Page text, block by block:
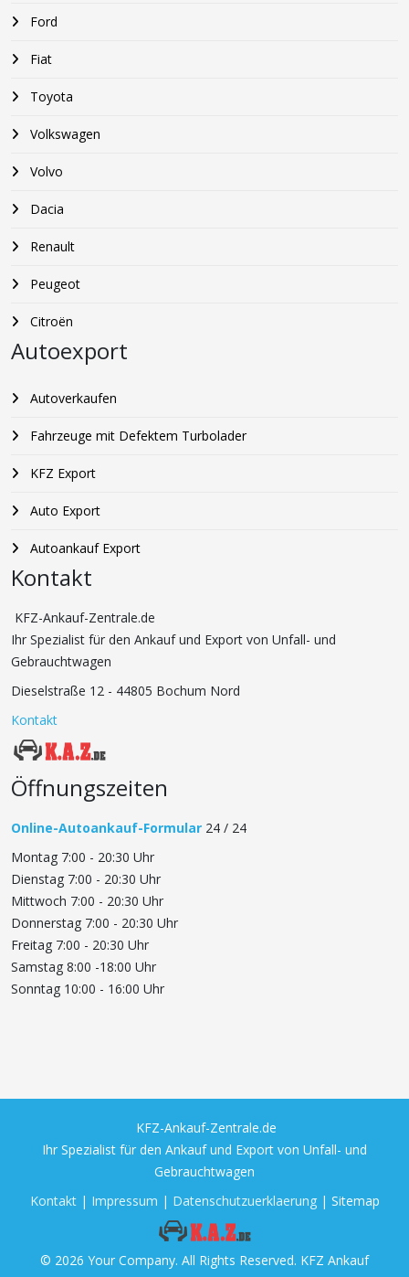
Ford
Fiat
Toyota
Volkswagen
Volvo
Dacia
Renault
Peugeot
Citroën
Autoexport
Autoverkaufen
Fahrzeuge mit Defektem Turbolader
KFZ Export
Auto Export
Autoankauf Export
Kontakt
KFZ-Ankauf-Zentrale.de
Ihr Spezialist für den Ankauf und Export von Unfall- und
Gebrauchtwagen
Dieselstraße 12 - 44805 Bochum Nord
Kontakt
Öffnungszeiten
Online-Autoankauf-Formular 24 / 24
Montag 7:00 - 20:30 Uhr
Dienstag 7:00 - 20:30 Uhr
Mittwoch 7:00 - 20:30 Uhr
Donnerstag 7:00 - 20:30 Uhr
Freitag 7:00 - 20:30 Uhr
Samstag 8:00 -18:00 Uhr
Sonntag 10:00 - 16:00 Uhr
KFZ-Ankauf-Zentrale.de
Ihr Spezialist für den Ankauf und Export von Unfall- und
Gebrauchtwagen
Kontakt | Impressum | Datenschutzuerklaerung| Sitemap
© 2026 Your Company. All Rights Reserved. KFZ Ankauf